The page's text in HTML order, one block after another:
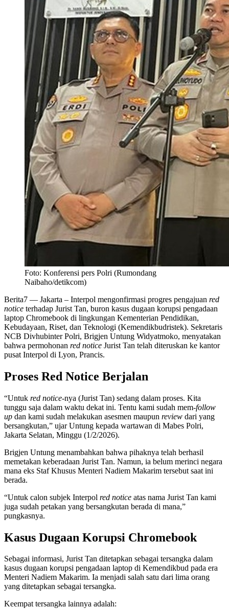
Foto: Konferensi pers Polri (Rumondang
Naibaho/detikcom)
Berita7 — Jakarta – Interpol mengonfirmasi progres pengajuan red
notice terhadap Jurist Tan, buron kasus dugaan korupsi pengadaan
laptop Chromebook di lingkungan Kementerian Pendidikan,
Kebudayaan, Riset, dan Teknologi (Kemendikbudristek). Sekretaris
NCB Divhubinter Polri, Brigjen Untung Widyatmoko, menyatakan
bahwa permohonan red notice Jurist Tan telah diteruskan ke kantor
pusat Interpol di Lyon, Prancis.
Proses Red Notice Berjalan
“Untuk red notice-nya (Jurist Tan) sedang dalam proses. Kita
tunggu saja dalam waktu dekat ini. Tentu kami sudah mem-follow
up dan kami sudah melakukan asesmen maupun review dari yang
bersangkutan,” ujar Untung kepada wartawan di Mabes Polri,
Jakarta Selatan, Minggu (1/2/2026).
Brigjen Untung menambahkan bahwa pihaknya telah berhasil
memetakan keberadaan Jurist Tan. Namun, ia belum merinci negara
mana eks Staf Khusus Menteri Nadiem Makarim tersebut saat ini
berada.
“Untuk calon subjek Interpol red notice atas nama Jurist Tan kami
juga sudah petakan yang bersangkutan berada di mana,”
pungkasnya.
Kasus Dugaan Korupsi Chromebook
Sebagai informasi, Jurist Tan ditetapkan sebagai tersangka dalam
kasus dugaan korupsi pengadaan laptop di Kemendikbud pada era
Menteri Nadiem Makarim. Ia menjadi salah satu dari lima orang
yang ditetapkan sebagai tersangka.
Keempat tersangka lainnya adalah: